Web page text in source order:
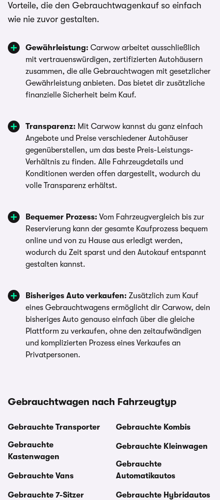
Vorteile, die den Gebrauchtwagenkauf so einfach
wie nie zuvor gestalten.
Gewährleistung: Carwow arbeitet ausschließlich
mit vertrauenswürdigen, zertifizierten Autohäusern
zusammen, die alle Gebrauchtwagen mit gesetzlicher
Gewährleistung anbieten. Das bietet dir zusätzliche
finanzielle Sicherheit beim Kauf.
Transparenz: Mit Carwow kannst du ganz einfach
Angebote und Preise verschiedener Autohäuser
gegenüberstellen, um das beste Preis-Leistungs-
Verhältnis zu finden. Alle Fahrzeugdetails und
Konditionen werden offen dargestellt, wodurch du
volle Transparenz erhältst.
Bequemer Prozess: Vom Fahrzeugvergleich bis zur
Reservierung kann der gesamte Kaufprozess bequem
online und von zu Hause aus erledigt werden,
wodurch du Zeit sparst und den Autokauf entspannt
gestalten kannst.
Bisheriges Auto verkaufen: Zusätzlich zum Kauf
eines Gebrauchtwagens ermöglicht dir Carwow, dein
bisheriges Auto genauso einfach über die gleiche
Plattform zu verkaufen, ohne den zeitaufwändigen
und komplizierten Prozess eines Verkaufes an
Privatpersonen.
Gebrauchtwagen nach Fahrzeugtyp
Gebrauchte Transporter
Gebrauchte
Kastenwagen
Gebrauchte Vans
Gebrauchte 7-Sitzer
Gebrauchte Kombis
Gebrauchte Kleinwagen
Gebrauchte
Automatikautos
Gebrauchte Hybridautos